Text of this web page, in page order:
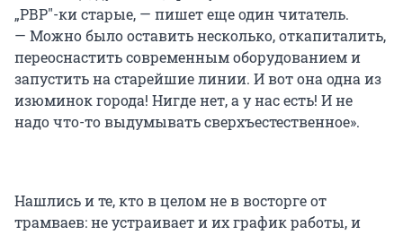
„РВР"-ки старые, — пишет еще один читатель.
— Можно было оставить несколько, откапиталить,
переоснастить современным оборудованием и
запустить на старейшие линии. И вот она одна из
изюминок города! Нигде нет, а у нас есть! И не
надо что-то выдумывать сверхъестественное».
Нашлись и те, кто в целом не в восторге от
трамваев: не устраивает и их график работы, и